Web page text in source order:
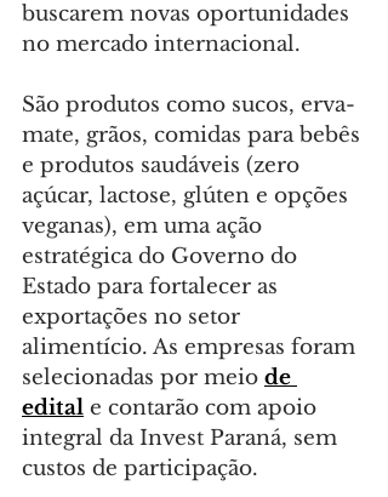
buscarem novas oportunidades
no mercado internacional.
São produtos como sucos, erva-
mate, grãos, comidas para bebês
e produtos saudáveis (zero
açúcar, lactose, glúten e opções
veganas), em uma ação
estratégica do Governo do
Estado para fortalecer as
exportações no setor
alimentício. As empresas foram
selecionadas por meio de
edital e contarão com apoio
integral da Invest Paraná, sem
custos de participação.